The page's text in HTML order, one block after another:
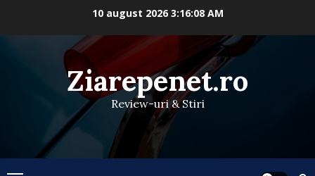
10 august 2026 3:16:08 AM
Ziarepenet.ro
Review-uri & Stiri